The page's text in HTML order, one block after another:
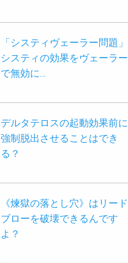
「システィヴェーラー問題」
システィの効果をヴェーラー
で無効に…
デルタテロスの起動効果前に
強制脱出させることはでき
る？
《煉獄の落とし穴》はリード
ブローを破壊できるんです
よ？